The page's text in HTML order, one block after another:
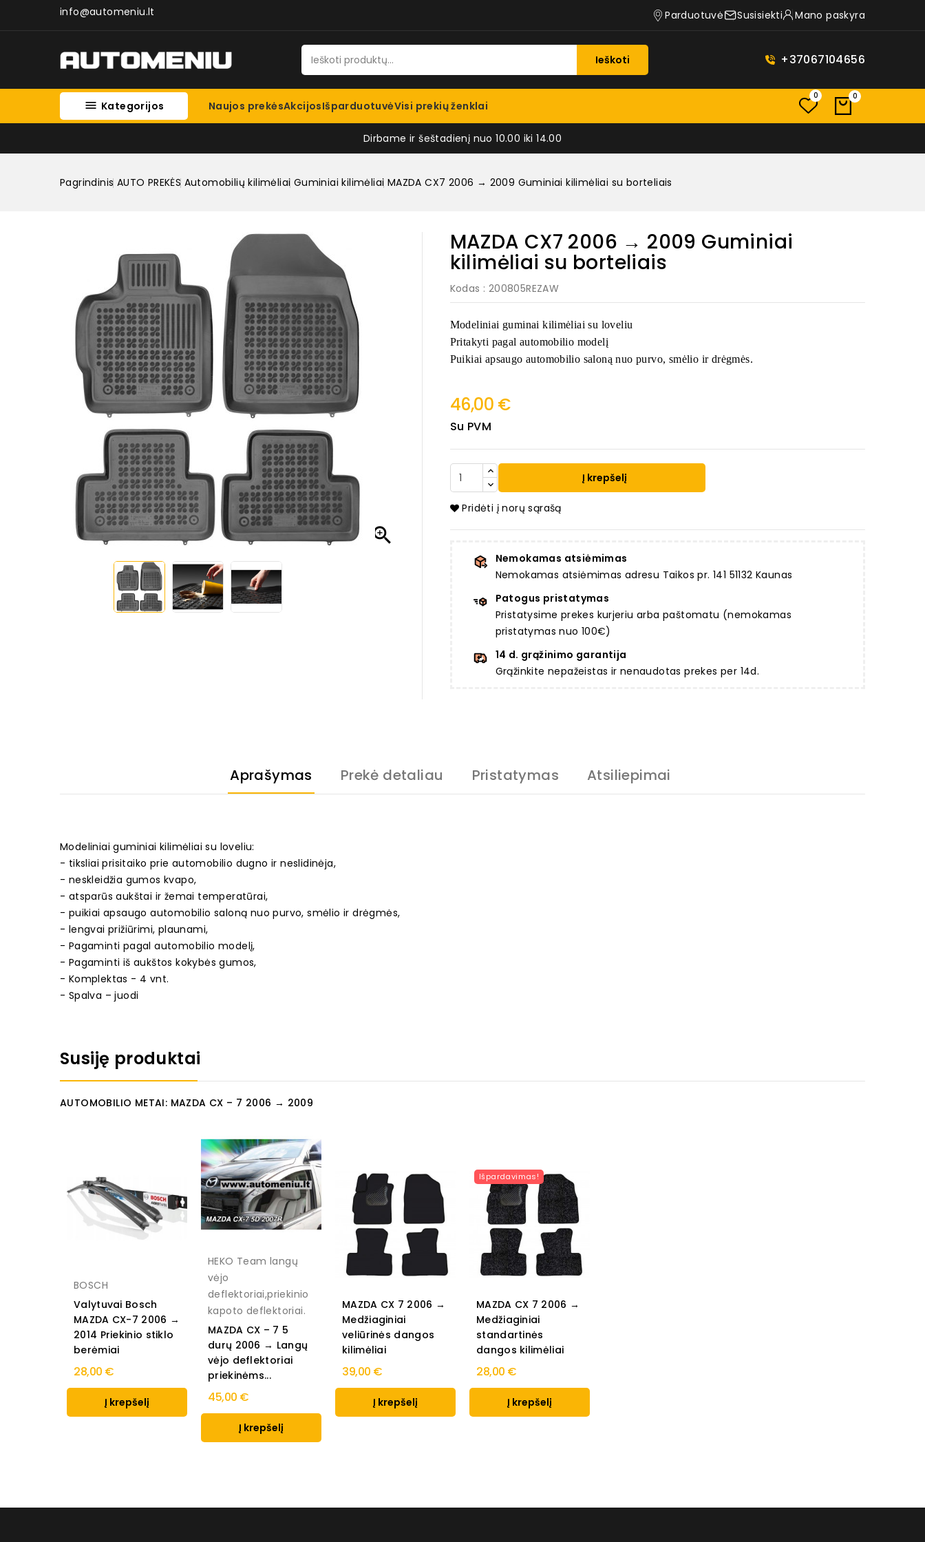
info@automeniu.lt Parduotuvė Susisiekti Mano paskyra
Ieškoti +37067104656
 Kategorijos Naujos prekėsAkcijosIšparduotuvėVisi prekių ženklai
0 0
Dirbame ir šeštadienį nuo 10.00 iki 14.00
Pagrindinis AUTO PREKĖS Automobilių kilimėliai Guminiai kilimėliai MAZDA CX7 2006 → 2009 Guminiai kilimėliai su borteliais

MAZDA CX7 2006 → 2009 Guminiai
kilimėliai su borteliais
Kodas : 200805REZAW
Modeliniai guminai kilimėliai su loveliu
Pritakyti pagal automobilio modelį
Puikiai apsaugo automobilio saloną nuo purvo, smėlio ir drėgmės.
46,00 €
Su PVM
Į krepšelį
Pridėti į norų sąrašą
Nemokamas atsiėmimas
Nemokamas atsiėmimas adresu Taikos pr. 141 51132 Kaunas
Patogus pristatymas
Pristatysime prekes kurjeriu arba paštomatu (nemokamas
pristatymas nuo 100€)
14 d. grąžinimo garantija
Grąžinkite nepažeistas ir nenaudotas prekes per 14d.
Aprašymas Prekė detaliau Pristatymas Atsiliepimai
Modeliniai guminiai kilimėliai su loveliu:
- tiksliai prisitaiko prie automobilio dugno ir neslidinėja,
- neskleidžia gumos kvapo,
- atsparūs aukštai ir žemai temperatūrai,
- puikiai apsaugo automobilio saloną nuo purvo, smėlio ir drėgmės,
- lengvai prižiūrimi, plaunami,
- Pagaminti pagal automobilio modelį,
- Pagaminti iš aukštos kokybės gumos,
- Komplektas - 4 vnt.
- Spalva – juodi
Susiję produktai
AUTOMOBILIO METAI: MAZDA CX – 7 2006 → 2009
BOSCH
Valytuvai Bosch
MAZDA CX-7 2006 →
2014 Priekinio stiklo
berėmiai
28,00 €
Į krepšelį
HEKO Team langų
vėjo
deflektoriai,priekinio
kapoto deflektoriai.
MAZDA CX – 7 5
durų 2006 → Langų
vėjo deflektoriai
priekinėms...
45,00 €
Į krepšelį
MAZDA CX 7 2006 →
Medžiaginiai
veliūrinės dangos
kilimėliai
39,00 €
Į krepšelį
Išpardavimas!
MAZDA CX 7 2006 →
Medžiaginiai
standartinės
dangos kilimėliai
28,00 €
Į krepšelį